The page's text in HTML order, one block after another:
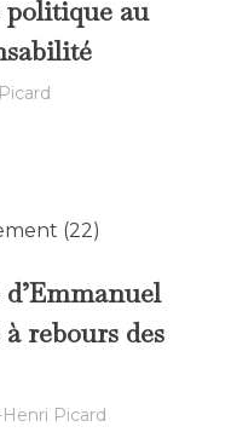
politique au
rebours des
Picard